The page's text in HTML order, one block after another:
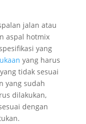
jalan atau
aspal hotmix
yang
yang harus
tidak sesuai
yang sudah
dilakukan,
dengan